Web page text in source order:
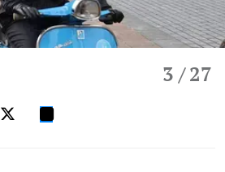
3 / 27